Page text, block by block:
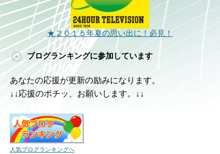
★２０１５年夏の思い出に！必見！
ブログランキングに参加しています
あなたの応援が更新の励みになります。
↓↓応援のポチッ、お願いします。↓↓
人気ブログランキングへ